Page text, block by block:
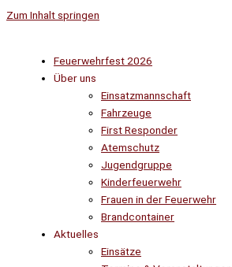
Zum Inhalt springen
Feuerwehrfest 2026
Über uns
Einsatzmannschaft
Fahrzeuge
First Responder
Atemschutz
Jugendgruppe
Kinderfeuerwehr
Frauen in der Feuerwehr
Brandcontainer
Aktuelles
Einsätze